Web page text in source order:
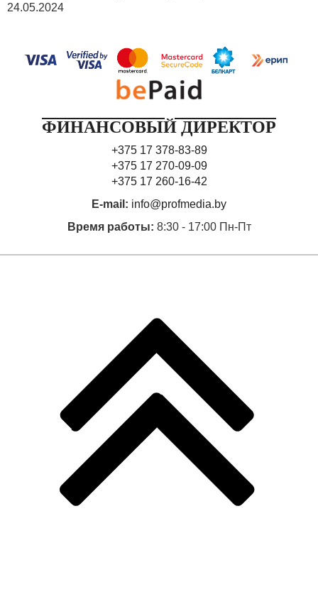
24.05.2024
ФИНАНСОВЫЙ ДИРЕКТОР
+375 17 378-83-89
+375 17 270-09-09
+375 17 260-16-42
E-mail: info@profmedia.by
Время работы: 8:30 - 17:00 Пн-Пт